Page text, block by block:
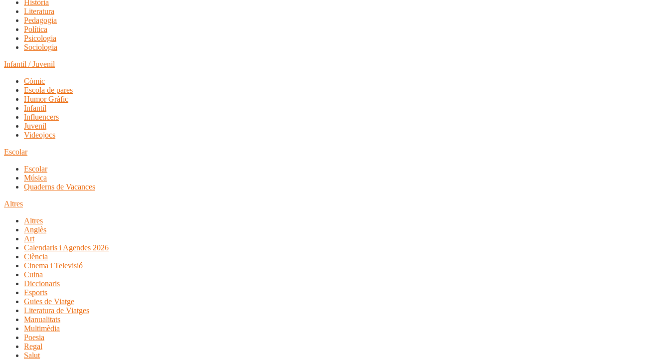
Història
Literatura
Pedagogia
Política
Psicologia
Sociologia
Infantil / Juvenil
Còmic
Escola de pares
Humor Gràfic
Infantil
Influencers
Juvenil
Videojocs
Escolar
Escolar
Música
Quaderns de Vacances
Altres
Altres
Anglès
Art
Calendaris i Agendes 2026
Ciència
Cinema i Televisió
Cuina
Diccionaris
Esports
Guies de Viatge
Literatura de Viatges
Manualitats
Multimèdia
Poesia
Regal
Salut